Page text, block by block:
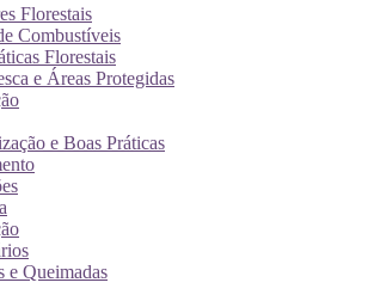
Florestais
Combustíveis
Florestais
e Áreas Protegidas
e Boas Práticas
e Queimadas